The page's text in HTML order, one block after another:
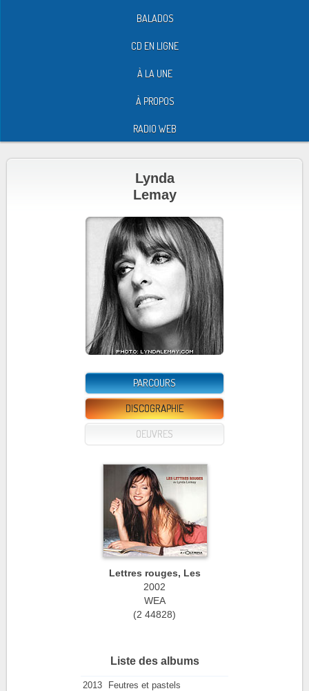
BALADOS
CD EN LIGNE
À LA UNE
À PROPOS
RADIO WEB
Lynda
Lemay
PARCOURS
DISCOGRAPHIE
OEUVRES
Lettres rouges, Les
2002
WEA
(2 44828)
Liste des albums
2013
Feutres et pastels